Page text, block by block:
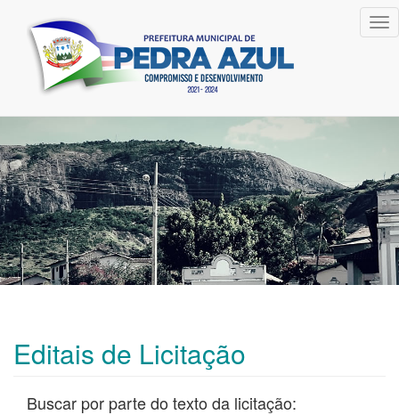
Editais de Licitação
Buscar por parte do texto da licitação: